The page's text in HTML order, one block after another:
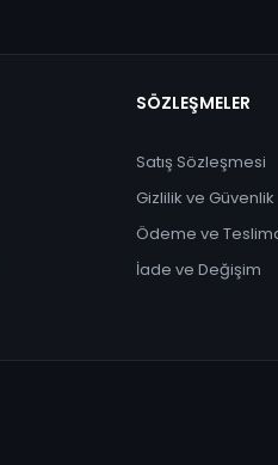
SÖZLEŞMELER
Satış Sözleşmesi
Gizlilik ve Güvenlik
Ödeme ve
İade ve Değişim